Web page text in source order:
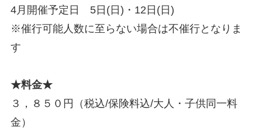
4月開催予定日 5日(日)・12日(日)
※催行可能人数に至らない場合は不催行となりま
す
★料金★
３，８５０円（税込/保険料込/大人・子供同一料
金）